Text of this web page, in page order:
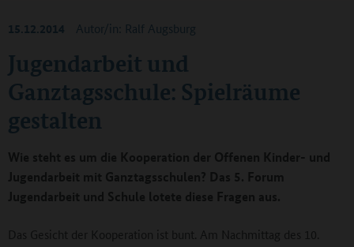
Jugendarbeit und
Ganztagsschule: Spielräume
gestalten
15.12.2014 Autor/in: Ralf Augsburg
Wie steht es um die Kooperation der Offenen Kinder- und
Jugendarbeit mit Ganztagsschulen? Das 5. Forum
Jugendarbeit und Schule lotete diese Fragen aus.
Das Gesicht der Kooperation ist bunt. Am Nachmittag des 10.